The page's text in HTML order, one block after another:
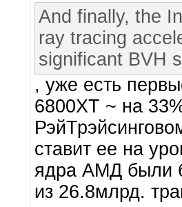
And finally, the
ray tracing
significant BVH
, уже есть
6800ХТ ~ на
ставит ее на
ядра АМД были
из 26.8млрд.